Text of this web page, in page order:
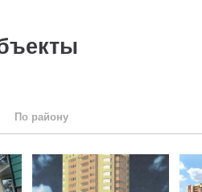
по району